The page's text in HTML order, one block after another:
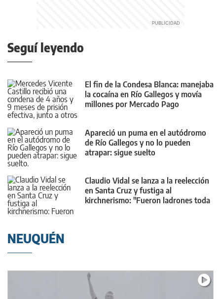
Seguí leyendo
El fin de la Condesa Blanca: manejaba
la cocaína en Río Gallegos y movía
millones por Mercado Pago
Apareció un puma en el autódromo
de Río Gallegos y no lo pueden
atrapar: sigue suelto
Claudio Vidal se lanza a la reelección
en Santa Cruz y fustiga al
kirchnerismo: "Fueron ladrones toda
NEUQUÉN